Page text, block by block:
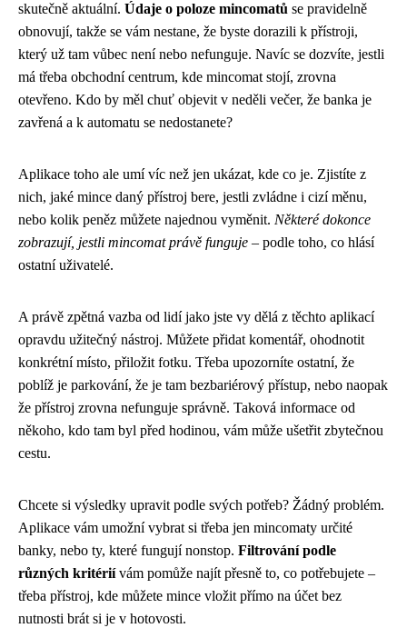
skutečně aktuální. Údaje o poloze mincomatů se pravidelně
obnovují, takže se vám nestane, že byste dorazili k přístroji,
který už tam vůbec není nebo nefunguje. Navíc se dozvíte, jestli
má třeba obchodní centrum, kde mincomat stojí, zrovna
otevřeno. Kdo by měl chuť objevit v neděli večer, že banka je
zavřená a k automatu se nedostanete?
Aplikace toho ale umí víc než jen ukázat, kde co je. Zjistíte z
nich, jaké mince daný přístroj bere, jestli zvládne i cizí měnu,
nebo kolik peněz můžete najednou vyměnit. Některé dokonce
zobrazují, jestli mincomat právě funguje – podle toho, co hlásí
ostatní uživatelé.
A právě zpětná vazba od lidí jako jste vy dělá z těchto aplikací
opravdu užitečný nástroj. Můžete přidat komentář, ohodnotit
konkrétní místo, přiložit fotku. Třeba upozorníte ostatní, že
poblíž je parkování, že je tam bezbariérový přístup, nebo naopak
že přístroj zrovna nefunguje správně. Taková informace od
někoho, kdo tam byl před hodinou, vám může ušetřit zbytečnou
cestu.
Chcete si výsledky upravit podle svých potřeb? Žádný problém.
Aplikace vám umožní vybrat si třeba jen mincomaty určité
banky, nebo ty, které fungují nonstop. Filtrování podle
různých kritériívám pomůže najít přesně to, co potřebujete –
třeba přístroj, kde můžete mince vložit přímo na účet bez
nutnosti brát si je v hotovosti.